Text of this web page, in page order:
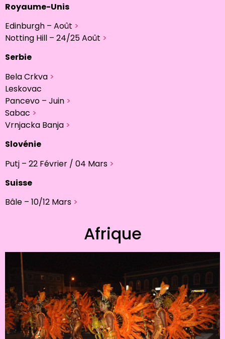
Royaume-Unis
Edinburgh – Août >
Notting Hill – 24/25 Août >
Serbie
Bela Crkva >
Leskovac
Pancevo – Juin >
Sabac >
Vrnjacka Banja >
Slovénie
Putj – 22 Février / 04 Mars >
Suisse
Bâle – 10/12 Mars >
Afrique